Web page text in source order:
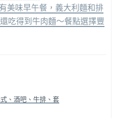
美味早午餐，義大利麵和排
吃得到牛肉麵～餐點選擇豐
、酒吧、牛排、套